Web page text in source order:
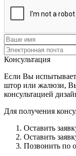
Консультация
Если Вы
штор или жалюзи, Вы
консультацией
Для получения
Оставить
Оставить
Позвонить по